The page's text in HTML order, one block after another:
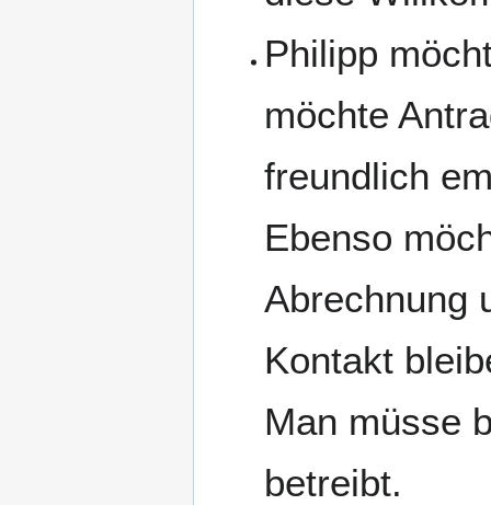
Philipp
möchte
freundlich
Ebenso
Abrechnung
Kontakt
Man müsse
betreibt.